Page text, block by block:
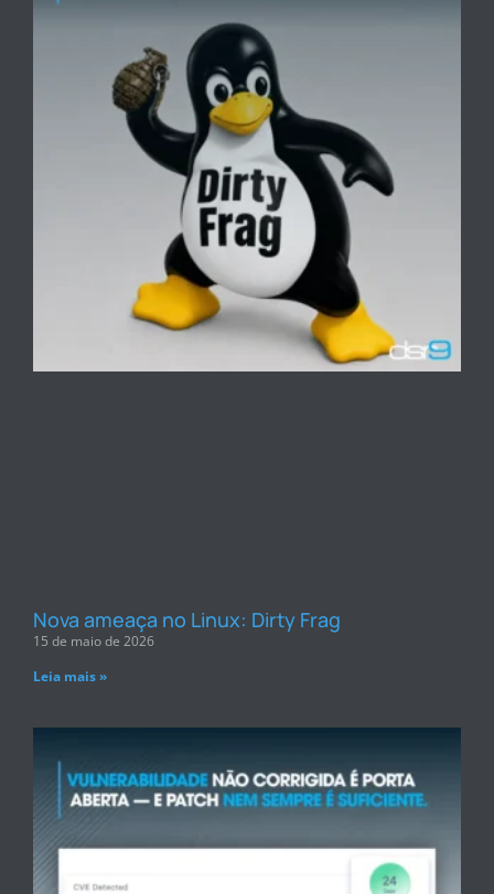
Nova ameaça no Linux: Dirty Frag
15 de maio de 2026
Leia mais »